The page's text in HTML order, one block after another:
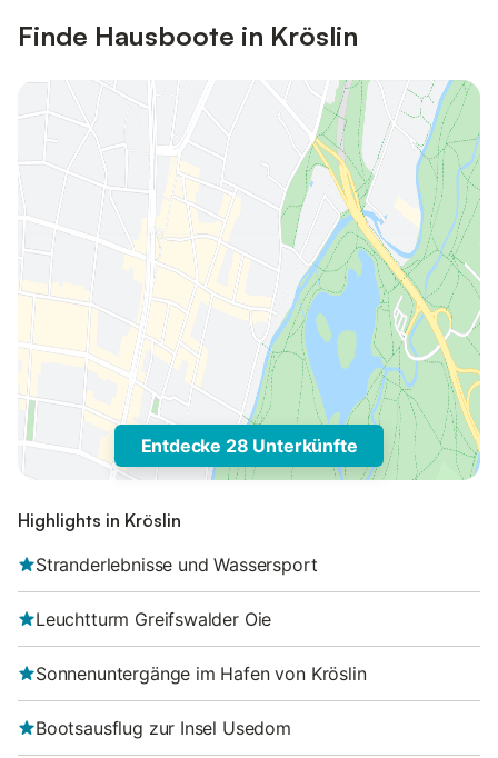
Finde Hausboote in Kröslin
Entdecke 28 Unterkünfte
Highlights in Kröslin
Stranderlebnisse und Wassersport
Leuchtturm Greifswalder Oie
Sonnenuntergänge im Hafen von Kröslin
Bootsausflug zur Insel Usedom